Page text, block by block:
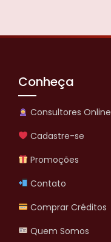
Conheça
Consultores Online
Cadastre-se
Promoções
Contato
Comprar Créditos
Quem Somos